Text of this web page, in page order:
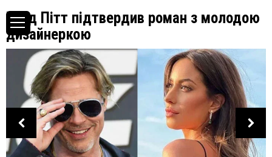
Бред Пітт підтвердив роман з молодою
дизайнеркою